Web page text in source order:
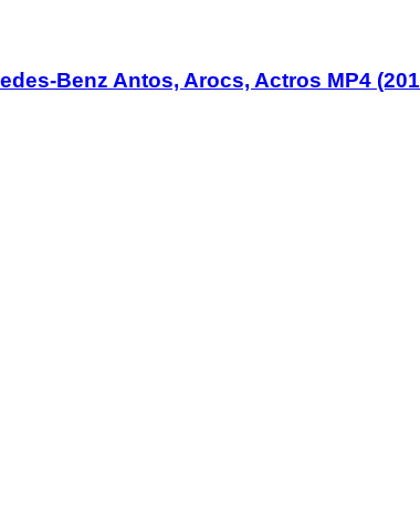
Benz Antos, Arocs, Actros MP4